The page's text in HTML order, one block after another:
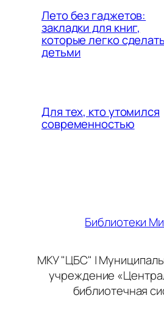
Лето без гаджетов:
закладки для книг,
которые легко
детьми
Для тех, кто утомился
современностью
Библиотеки
МКУ "ЦБС" |
учреждение
библиотечная